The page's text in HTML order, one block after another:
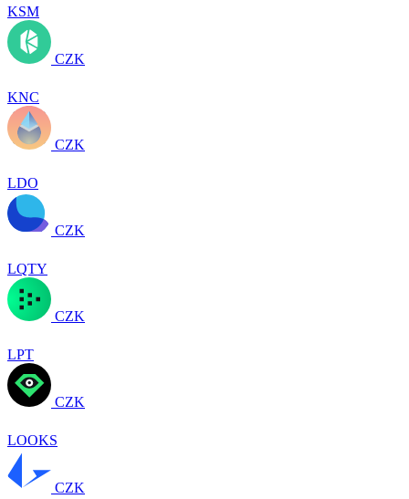
KSM
CZK
KNC
CZK
LDO
CZK
LQTY
CZK
LPT
CZK
LOOKS
CZK